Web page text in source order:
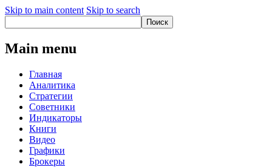
Skip to main content Skip to search
Main menu
Главная
Аналитика
Стратегии
Советники
Индикаторы
Книги
Видео
Графики
Брокеры